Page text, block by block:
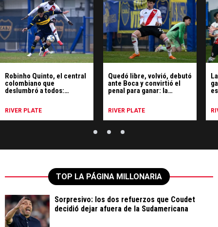
Robinho Quinto, el central
colombiano que
deslumbró a todos:
RIVER PLATE
Quedó libre, volvió, debutó
ante Boca y convirtió el
penal para ganar: la
RIVER PLATE
TOP LA PÁGINA MILLONARIA
Sorpresivo: los dos refuerzos que Coudet
decidió dejar afuera de la Sudamericana